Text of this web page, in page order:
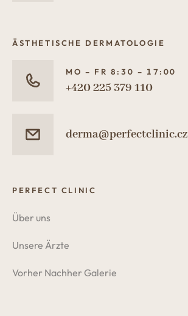
ÄSTHETISCHE DERMATOLOGIE
MO – FR 8:30 – 17:00
+420 225 379 110
derma@perfectclinic.cz
PERFECT CLINIC
Über uns
Unsere Ärzte
Vorher Nachher Galerie